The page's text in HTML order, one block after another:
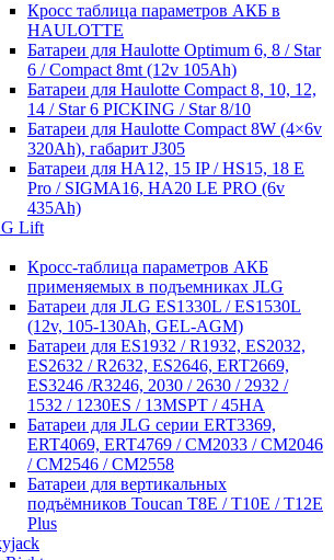
Кросc таблица параметров АКБ в
HAULOTTE
Батареи для Haulotte Optimum 6, 8 / Star
6 / Compact 8mt (12v 105Ah)
Батареи для Haulotte Compact 8, 10, 12,
14 / Star 6 PICKING / Star 8/10
Батареи для Haulotte Compact 8W (4×6v
320Ah), габарит J305
Батареи для HA12, 15 IP / HS15, 18 E
Pro / SIGMA16, HA20 LE PRO (6v
435Ah)
Lift
Кросc-таблица параметров АКБ
применяемых в подъемниках JLG
Батареи для JLG ES1330L / ES1530L
(12v, 105-130Ah, GEL-AGM)
Батареи для ES1932 / R1932, ES2032,
ES2632 / R2632, ES2646, ERT2669,
ES3246 /R3246, 2030 / 2630 / 2932 /
1532 / 1230ES / 13MSPT / 45HA
Батареи для JLG серии ERT3369,
ERT4069, ERT4769 / CM2033 / CM2046
/ CM2546 / CM2558
Батареи для вертикальных
подъёмников Toucan T8E / T10E / T12E
Plus